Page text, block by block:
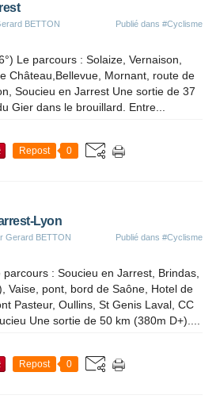
BETTON Publié dans #Cyclisme
Le parcours : Solaize, Vernaison,
Château,Bellevue, Mornant, route de
Soucieu en Jarrest Une sortie de 37
Gier dans le brouillard. Entre...
Repost 0
Lyon
Gerard BETTON Publié dans #Cyclisme
: Soucieu en Jarrest, Brindas,
Vaise, pont, bord de Saône, Hotel de
Pasteur, Oullins, St Genis Laval, CC
Une sortie de 50 km (380m D+)....
Repost 0